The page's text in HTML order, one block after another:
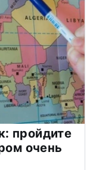
пройдите
очень